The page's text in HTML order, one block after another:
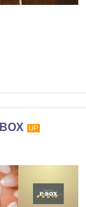
UP